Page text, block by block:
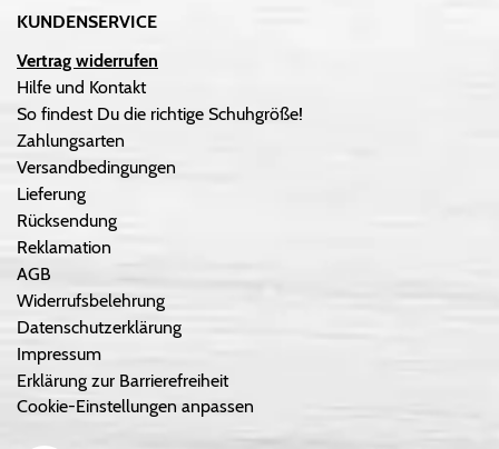
KUNDENSERVICE
Vertrag widerrufen
Hilfe und Kontakt
So findest Du die richtige Schuhgröße!
Zahlungsarten
Versandbedingungen
Lieferung
Rücksendung
Reklamation
AGB
Widerrufsbelehrung
Datenschutzerklärung
Impressum
Erklärung zur Barrierefreiheit
Cookie-Einstellungen anpassen